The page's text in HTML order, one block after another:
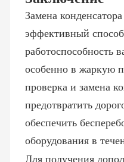
Замена
эффективный
работоспособность
особенно в жаркую
проверка и замена
предотвратить
обеспечить
оборудования в
Для получения